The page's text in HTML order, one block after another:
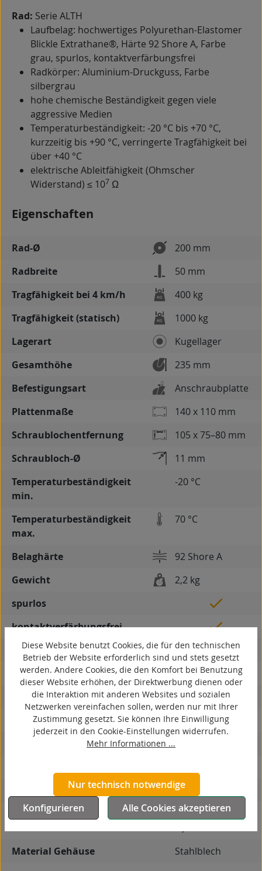
Rad: Serie ALTH
Laufbelag: hochwertiges Polyurethan-Elastomer
Blickle Extrathane®, Härte 92 Shore A, Farbe
grau, spurlos, kontaktverfärbungsfrei
Radkörper: Aluminium-Druckguss, Farbe
silbergrau
hohe chemische Beständigkeit gegen viele
aggressive Medien
Temperaturbeständigkeit: -20 °C bis +70 °C,
kurzzeitig bis +90 °C, verringerte Tragfähigkeit bei
über +40 °C
elektrische Ableitfähigkeit (Ohmscher
Widerstand) ≤ 107 Ω
Eigenschaften
Rad-Ø
200 mm
Radbreite
50 mm
Tragfähigkeit bei 4 km/h
400 kg
Tragfähigkeit (statisch)
1000 kg
Lagerart
Kugellager
Gesamthöhe
235 mm
Befestigungsart
Anschraubplatte
Plattenmaße
140 x 110 mm
Schraublochentfernung
105 x 75–80 mm
Schraubloch-Ø
11 mm
Temperaturbeständigkeit
min.
-20 °C
Temperaturbeständigkeit
max.
70 °C
Belaghärte
92 Shore A
Gewicht
2,2 kg
spurlos
kontaktverfärbungsfrei
antistatisch
ESD
elektrisch leitfähig
korrosionsbeständig
Bockrolle
Leitfähigkeit
antistatisch (≤ 10
Material Gehäuse
Stahlblech
Diese Website benutzt Cookies, die für den technischen
Betrieb der Website erforderlich sind und stets gesetzt
werden. Andere Cookies, die den Komfort bei Benutzung
dieser Website erhöhen, der Direktwerbung dienen oder
die Interaktion mit anderen Websites und sozialen
Netzwerken vereinfachen sollen, werden nur mit Ihrer
Zustimmung gesetzt. Sie können Ihre Einwilligung
jederzeit in den Cookie-Einstellungen widerrufen.
Mehr Informationen ...
Nur technisch notwendige
Konfigurieren
Alle Cookies akzeptieren